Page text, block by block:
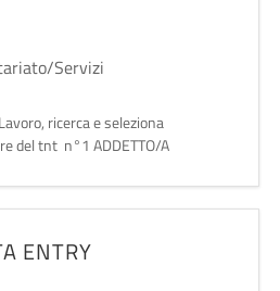
Servizi
ricerca e seleziona
del tnt n°1 ADDETTO/A
occuperà di: -
- Gestione della posta,
amministrativo; -
della
- Ottime doti organi
ENTRY